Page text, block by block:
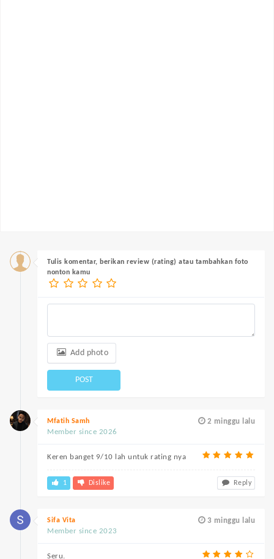
Tulis komentar, berikan review (rating) atau tambahkan foto
nonton kamu
Add photo
POST
2 minggu lalu
Mfatih Samh
Member since 2026
Keren banget 9/10 lah untuk rating nya
1 Dislike Reply
3 minggu lalu
Sifa Vita
Member since 2023
Seru.